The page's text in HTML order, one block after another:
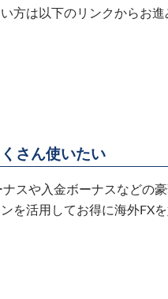
方は以下のリンクからお進
さん使いたい
スや入金ボーナスなどの
を活用してお得に海外FX